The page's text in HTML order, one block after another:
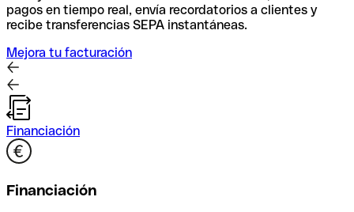
pagos en tiempo real, envía recordatorios a clientes y
recibe transferencias SEPA instantáneas.
Mejora tu facturación
Financiación
Financiación